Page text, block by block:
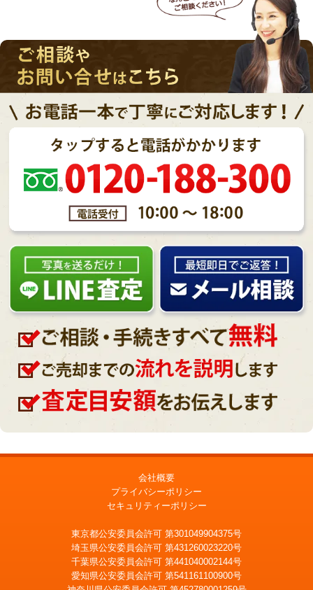
会社概要
プライバシーポリシー
セキュリティーポリシー
東京都公安委員会許可 第301049904375号
埼玉県公安委員会許可 第431260023220号
千葉県公安委員会許可 第441040002144号
愛知県公安委員会許可 第541161100900号